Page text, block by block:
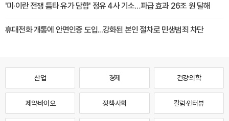
'미·이란 전쟁 틈타 유가 담합' 정유 4사 기소…파급 효과 26조 원 달해
휴대전화 개통에 안면인증 도입...강화된 본인 절차로 민생범죄 차단
산업 경제 건강·의학
제약·바이오 정책·사회 칼럼·인터뷰